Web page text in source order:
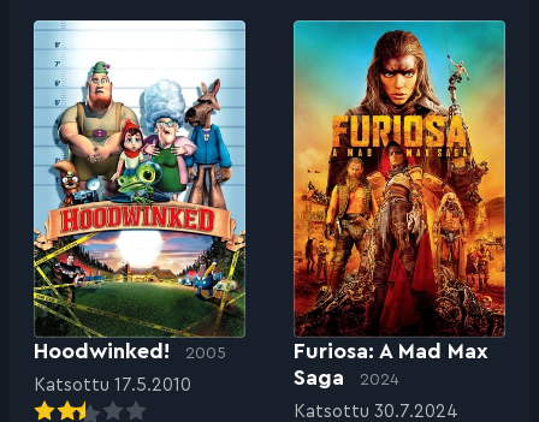
Hoodwinked! 2005
Katsottu 17.5.2010
Furiosa: A Mad Max
Saga
2024
Katsottu 30.7.2024